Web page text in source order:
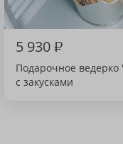
5 930₽
Подарочное ведерко
с закусками